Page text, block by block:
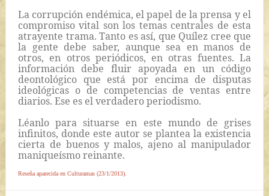
La corrupción endémica, el papel de la prensa y el
compromiso vital son los temas centrales de esta
atrayente trama. Tanto es así, que Quílez cree que
la gente debe saber, aunque sea en manos de
otros, en otros periódicos, en otras fuentes. La
información debe fluir apoyada en un código
deontológico que está por encima de disputas
ideológicas o de competencias de ventas entre
diarios. Ese es el verdadero periodismo.
Léanlo para situarse en este mundo de grises
infinitos, donde este autor se plantea la existencia
cierta de buenos y malos, ajeno al manipulador
maniqueísmo reinante.
Reseña aparecida en Culturamas (23/1/2013).